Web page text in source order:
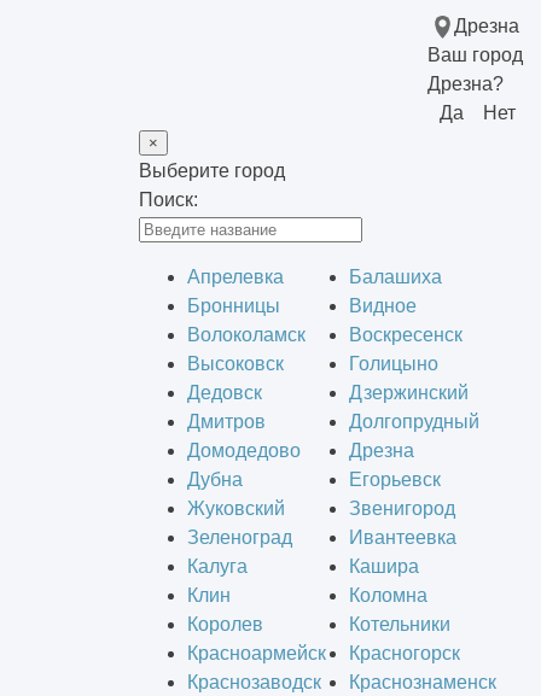
Дрезна
Ваш город
Дрезна?
Да
Нет
×
Выберите город
Поиск:
Апрелевка
Балашиха
Бронницы
Видное
Волоколамск
Воскресенск
Высоковск
Голицыно
Дедовск
Дзержинский
Дмитров
Долгопрудный
Домодедово
Дрезна
Дубна
Егорьевск
Жуковский
Звенигород
Зеленоград
Ивантеевка
Калуга
Кашира
Клин
Коломна
Королев
Котельники
Красноармейск
Красногорск
Краснозаводск
Краснознаменск